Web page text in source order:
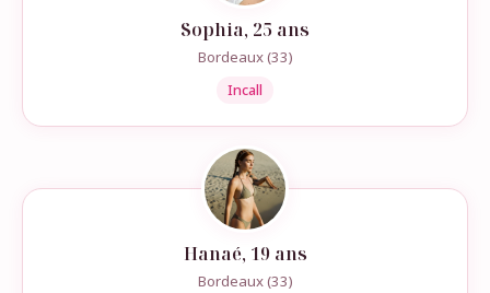
Sophia, 25 ans
Bordeaux (33)
Incall
Hanaé, 19 ans
Bordeaux (33)